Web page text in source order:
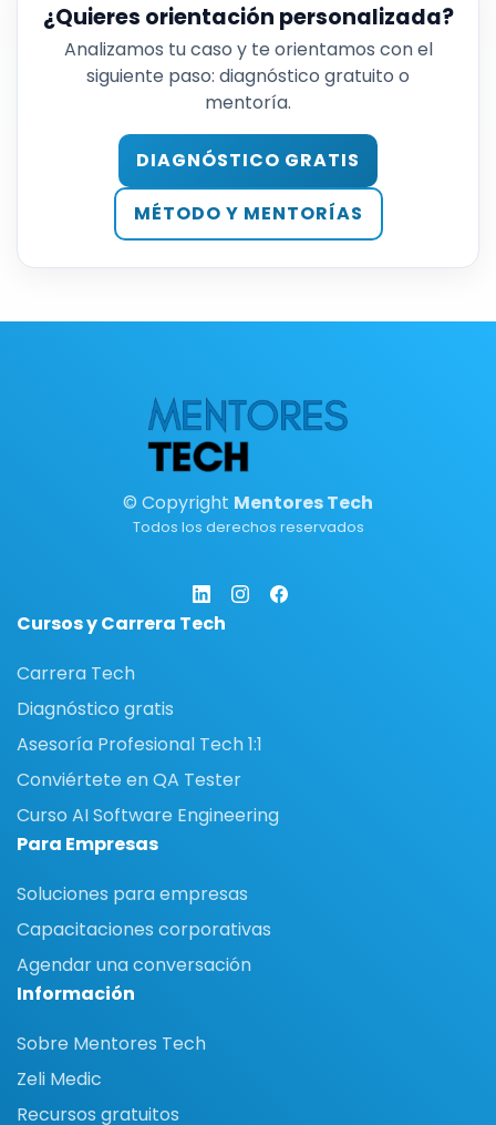
¿Quieres orientación personalizada?
Analizamos tu caso y te orientamos con el
siguiente paso: diagnóstico gratuito o
mentoría.
DIAGNÓSTICO GRATIS
MÉTODO Y MENTORÍAS
© Copyright Mentores Tech
Todos los derechos reservados
Cursos y Carrera Tech
Carrera Tech
Diagnóstico gratis
Asesoría Profesional Tech 1:1
Conviértete en QA Tester
Curso AI Software Engineering
Para Empresas
Soluciones para empresas
Capacitaciones corporativas
Agendar una conversación
Información
Sobre Mentores Tech
Zeli Medic
Recursos gratuitos